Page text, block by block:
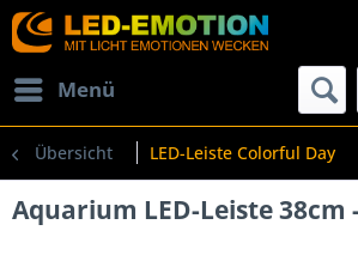
Menü
Übersicht LED-Leiste Colorful Day
Aquarium LED-Leiste 38cm